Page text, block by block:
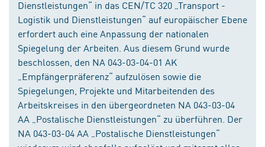
Dienstleistungen“ in das CEN/TC 320 „Transport -
Logistik und Dienstleistungen“ auf europäischer Ebene
erfordert auch eine Anpassung der nationalen
Spiegelung der Arbeiten. Aus diesem Grund wurde
beschlossen, den NA 043-03-04-01 AK
„Empfängerpräferenz“ aufzulösen sowie die
Spiegelungen, Projekte und Mitarbeitenden des
Arbeitskreises in den übergeordneten NA 043-03-04
AA „Postalische Dienstleistungen“ zu überführen. Der
NA 043-03-04 AA „Postalische Dienstleistungen“